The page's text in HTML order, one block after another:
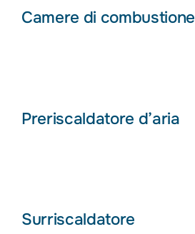
Camere di combustione
Preriscaldatore d’aria
Surriscaldatore